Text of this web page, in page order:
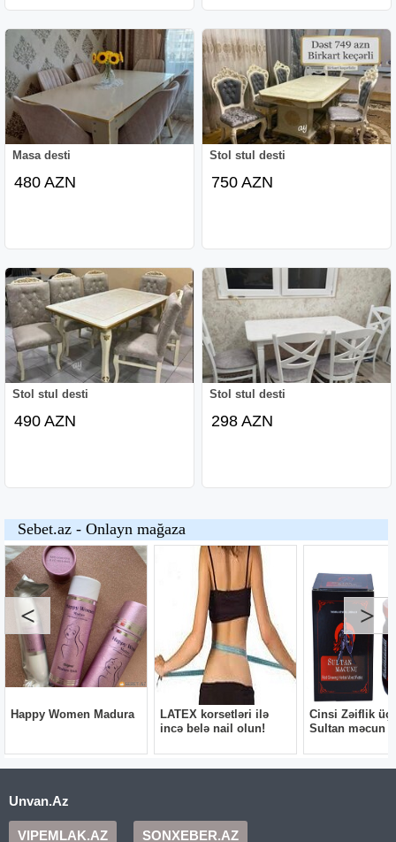
Masa desti
480 AZN
Stol stul desti
750 AZN
Stol stul desti
490 AZN
Stol stul desti
298 AZN
Unvan.Az
VIPEMLAK.AZ SONXEBER.AZ